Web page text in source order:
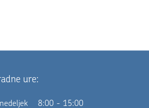
ure:
8:00 - 15:00